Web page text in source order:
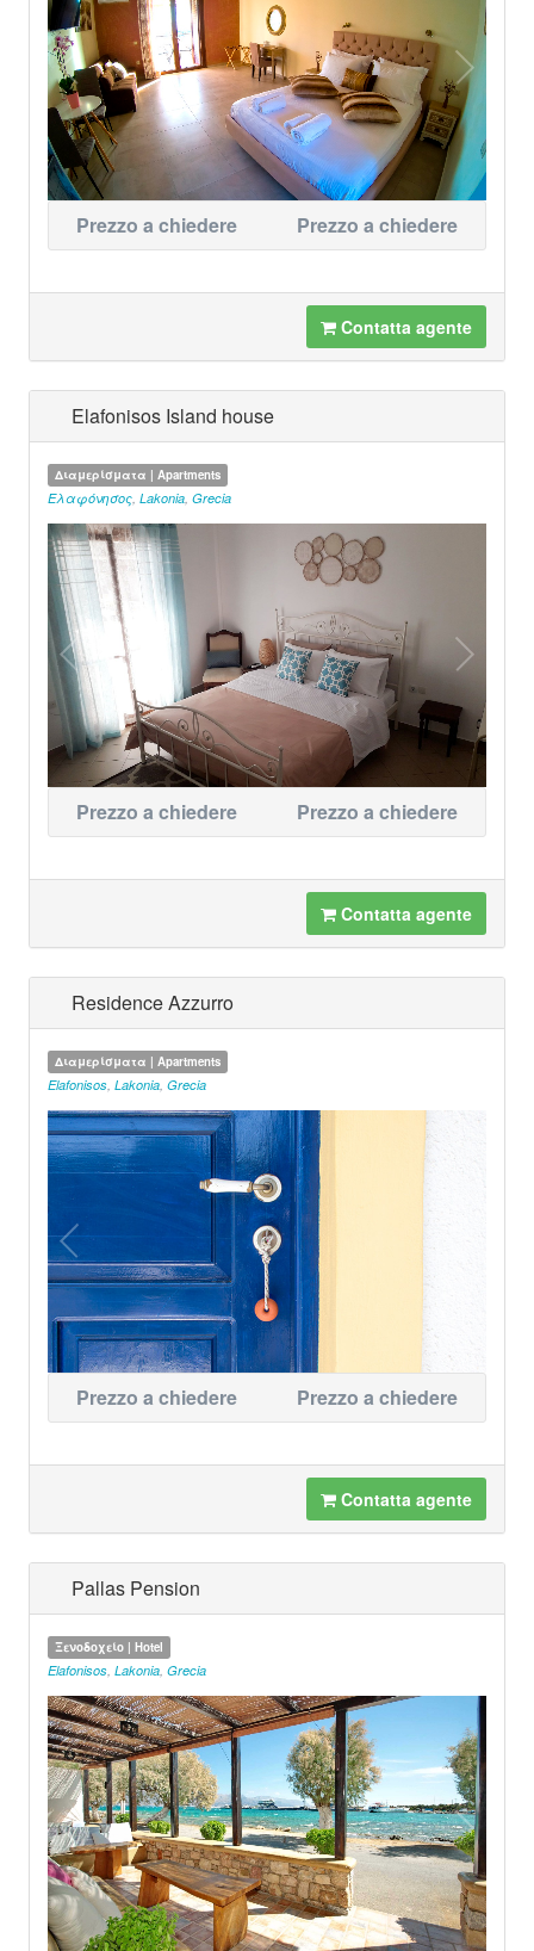
Prezzo a chiedere Prezzo a chiedere
Contatta agente
Elafonisos Island house
Διαμερίσματα | Apartments
Ελαφόνησος Lakonia Grecia
Prezzo a chiedere Prezzo a chiedere
Contatta agente
Residence Azzurro
Διαμερίσματα | Apartments
Elafonisos Lakonia Grecia
Prezzo a chiedere Prezzo a chiedere
Contatta agente
Pallas Pension
Ξενοδοχείο | Hotel
Elafonisos, Lakonia, Grecia